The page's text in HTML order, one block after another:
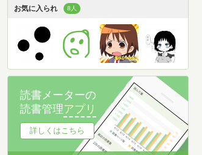
お気に入られ 8人
読書メーターの
読書管理アプリ
詳しくはこちら